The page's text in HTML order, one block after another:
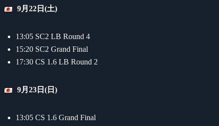
9月22日(土)
13:05 SC2 LB Round 4
15:20 SC2 Grand Final
17:30 CS 1.6 LB Round 2
9月23日(日)
13:05 CS 1.6 Grand Final